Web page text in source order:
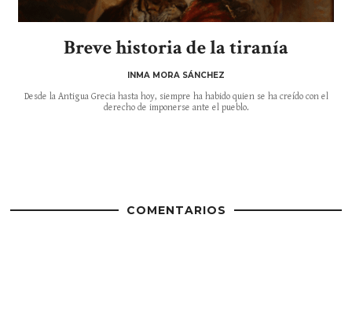
Breve historia de la tiranía
INMA MORA SÁNCHEZ
Desde la Antigua Grecia hasta hoy, siempre ha habido quien se ha creído con el
derecho de imponerse ante el pueblo.
COMENTARIOS